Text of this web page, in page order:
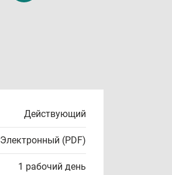
Действующий
Электронный (PDF)
1 рабочий день